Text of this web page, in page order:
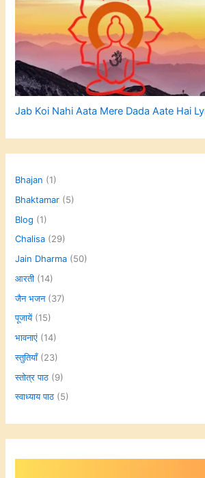
Jab Koi Nahi Aata Mere Dada Aate Hai
Bhajan (1)
Bhaktamar (5)
Blog (1)
Chalisa (29)
Jain Dharma (50)
आरती (14)
जैन भजन(37)
पूजायें(15)
भावनाएं (14)
स्तुतियाँ(23)
स्तोत्र पाठ (9)
स्वाध्याय पाठ (5)